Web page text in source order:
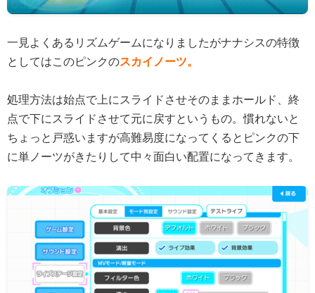
一見よくあるリズムゲームになりましたがナナシスの特徴
としてはこのピンクのスカイノーツ。
処理方法は始点で上にスライドさせそのままホールド、終
点で下にスライドさせて元に戻すというもの。慣れないと
ちょっと戸惑いますが高難易度になってくるとピンクの下
に単ノーツがきたりして中々面白い配置になってきます。